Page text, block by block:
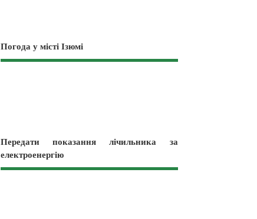
Погода у місті Ізюмі
Передати показання лічильника за
електроенергію